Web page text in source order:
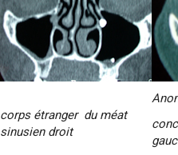
corps étranger du méat
sinusien droit